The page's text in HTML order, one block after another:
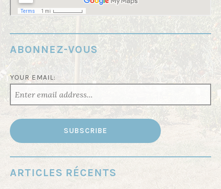
ABONNEZ-VOUS
YOUR EMAIL:
ARTICLES RÉCENTS